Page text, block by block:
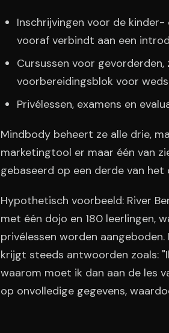
Inschrijvingen voor de
vooraf verbindt aan een
Cursussen voor
voorbereidingsblok voor
Privélessen, examens en
Mindbody beheert ze alle drie,
marketingtool er maar één van
gebaseerd op een derde van
Hypothetisch voorbeeld: River
met één dojo en 180 leerlingen,
privélessen worden
krijgt steeds antwoorden zoals:
waarom moet ik dan aan de les
op onvolledige gegevens,